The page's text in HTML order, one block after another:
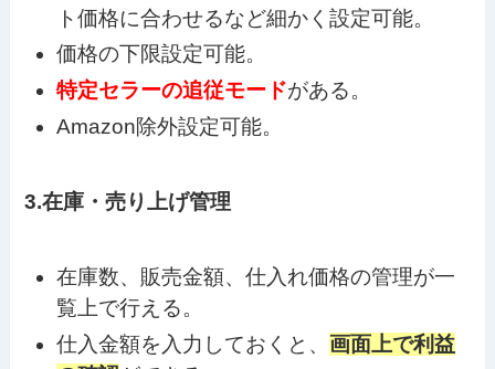
ト価格に合わせるなど細かく設定可能。
価格の下限設定可能。
特定セラーの追従モードがある。
Amazon除外設定可能。
3.在庫・売り上げ管理
在庫数、販売金額、仕入れ価格の管理が一
覧上で行える。
仕入金額を入力しておくと、 画面上で利益